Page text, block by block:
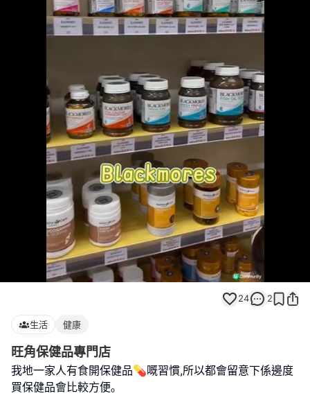
Loaded :
100.00%
24 2
生活 健康
旺角保健品專門店
我地一家人有食開保健品💊嘅習慣,所以都會留意下係邊度
買保健品會比較方便｡